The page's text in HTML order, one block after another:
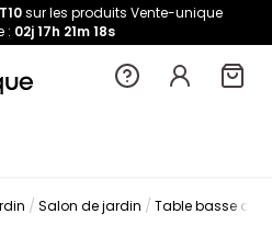
sur les produits Vente-unique
: 02j 17h 21m 18s
Salon de jardin Table basse de